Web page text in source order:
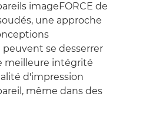
imageFORCE de
une approche
se desserrer
meilleure intégrité
d'impression
même dans des